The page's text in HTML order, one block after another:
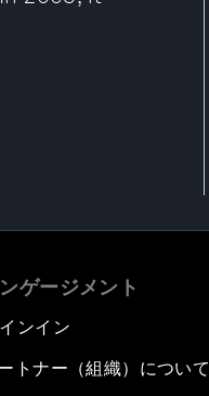
ゲージメント
ンイン
トナー（組織）について